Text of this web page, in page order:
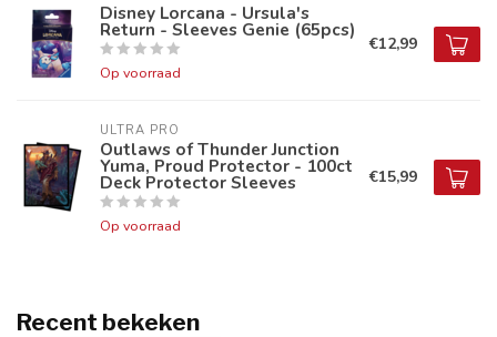
Disney Lorcana - Ursula's
Return - Sleeves Genie (65pcs)
Op voorraad
€12,99
ULTRA PRO
Outlaws of Thunder Junction
Yuma, Proud Protector - 100ct
Deck Protector Sleeves
Op voorraad
€15,99
Recent bekeken